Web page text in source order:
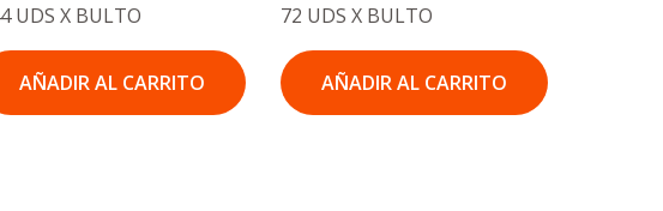
UDS X BULTO
AÑADIR AL CARRITO
72 UDS X BULTO
AÑADIR AL CARRITO